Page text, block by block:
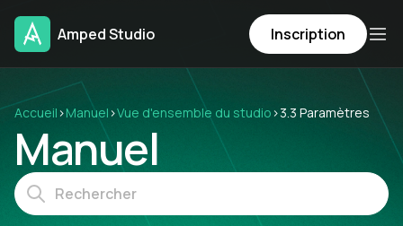
Amped Studio Inscription
Accueil ›Manuel ›Vue d'ensemble du studio ›3.3 Paramètres
Manuel